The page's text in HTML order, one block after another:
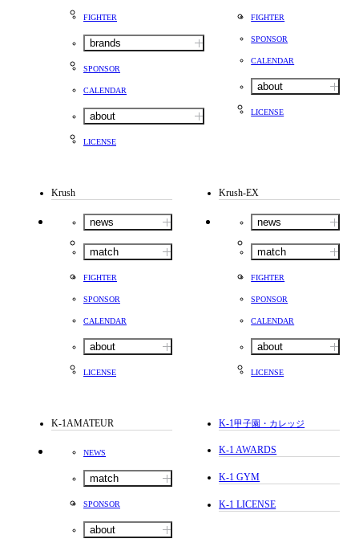
FIGHTER
brands
SPONSOR
CALENDAR
about
LICENSE
FIGHTER
SPONSOR
CALENDAR
about
LICENSE
Krush
news
match
FIGHTER
SPONSOR
CALENDAR
about
LICENSE
Krush-EX
news
match
FIGHTER
SPONSOR
CALENDAR
about
LICENSE
K-1AMATEUR
NEWS
match
SPONSOR
about
K-1甲子園・カレッジ
K-1 AWARDS
K-1 GYM
K-1 LICENSE